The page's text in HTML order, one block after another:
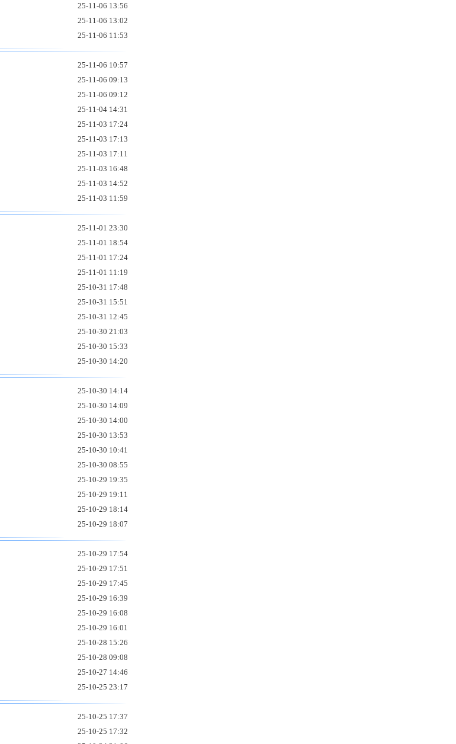
25-11-06 13:56
25-11-06 13:02
25-11-06 11:53
25-11-06 10:57
25-11-06 09:13
25-11-06 09:12
25-11-04 14:31
25-11-03 17:24
25-11-03 17:13
25-11-03 17:11
25-11-03 16:48
25-11-03 14:52
25-11-03 11:59
25-11-01 23:30
25-11-01 18:54
25-11-01 17:24
25-11-01 11:19
25-10-31 17:48
25-10-31 15:51
25-10-31 12:45
25-10-30 21:03
25-10-30 15:33
25-10-30 14:20
25-10-30 14:14
25-10-30 14:09
25-10-30 14:00
25-10-30 13:53
25-10-30 10:41
25-10-30 08:55
25-10-29 19:35
25-10-29 19:11
25-10-29 18:14
25-10-29 18:07
25-10-29 17:54
25-10-29 17:51
25-10-29 17:45
25-10-29 16:39
25-10-29 16:08
25-10-29 16:01
25-10-28 15:26
25-10-28 09:08
25-10-27 14:46
25-10-25 23:17
25-10-25 17:37
25-10-25 17:32